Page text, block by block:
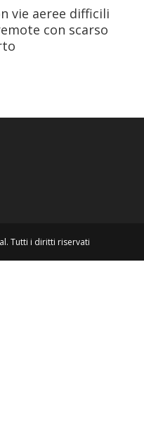
vie aeree difficili
con scarso
Tutti i diritti riservati